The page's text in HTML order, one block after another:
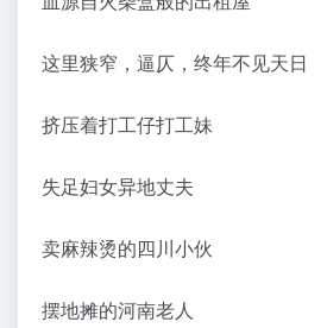
这里狭窄，逼仄，终年不见天日
挤压着打工仔打工妹
失足妇女异地丈夫
卖麻辣烫的四川小伙
摆地摊的河南老人